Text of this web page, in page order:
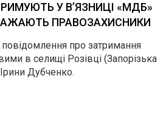
У В’ЯЗНИЦІ «МДБ»
ПРАВОЗАХИСНИКИ
повідомлення про затримання
в селищі Розівці (Запорізька
Дубченко.